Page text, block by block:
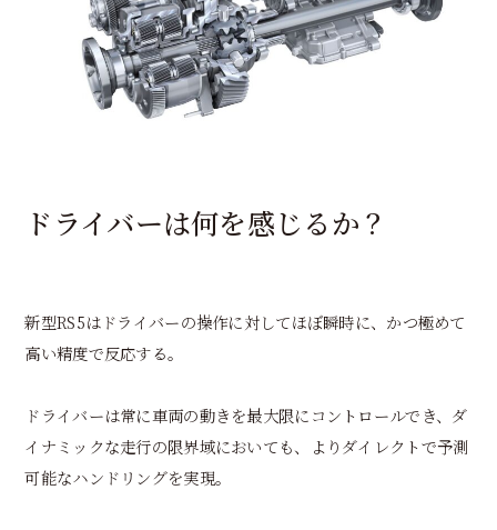
ドライバーは何を感じるか？
新型RS5はドライバーの操作に対してほぼ瞬時に、かつ極めて
高い精度で反応する。
ドライバーは常に車両の動きを最大限にコントロールでき、ダ
イナミックな走行の限界域においても、よりダイレクトで予測
可能なハンドリングを実現。